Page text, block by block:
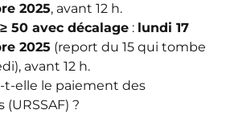
2025, avant 12 h.
50 avec décalage : lundi 17
2025 (report du 15 qui tombe
avant 12 h.
t-elle le paiement des
?